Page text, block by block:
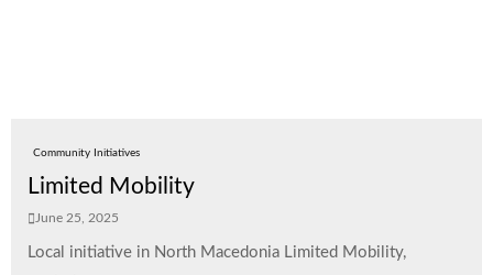
Community Initiatives
Limited Mobility
June 25, 2025
Local initiative in North Macedonia Limited Mobility,